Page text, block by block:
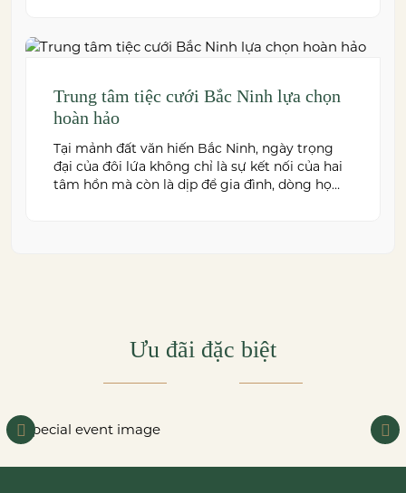
Trung tâm tiệc cưới Bắc Ninh lựa chọn
hoàn hảo
Tại mảnh đất văn hiến Bắc Ninh, ngày trọng
đại của đôi lứa không chỉ là sự kết nối của hai
tâm hồn mà còn là dịp để gia đình, dòng họ
Ưu đãi đặc biệt